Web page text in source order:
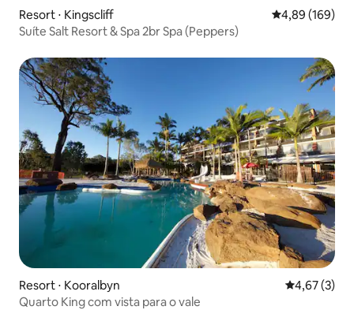
Resort ⋅ Kingscliff 4,89 de uma
4,89 (169)
Suíte Salt Resort & Spa 2br Spa (Peppers)
Resort ⋅ Kooralbyn 4,67 de
4,67 (3)
Quarto King com vista para o vale